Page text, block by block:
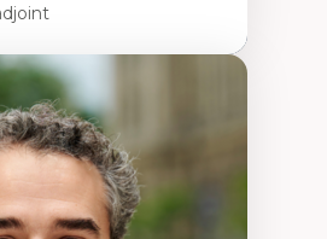
durables
faits économiques
des ressources naturelles
durable du territoire